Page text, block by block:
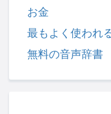
お金
最もよく使われ
無料の音声辞書